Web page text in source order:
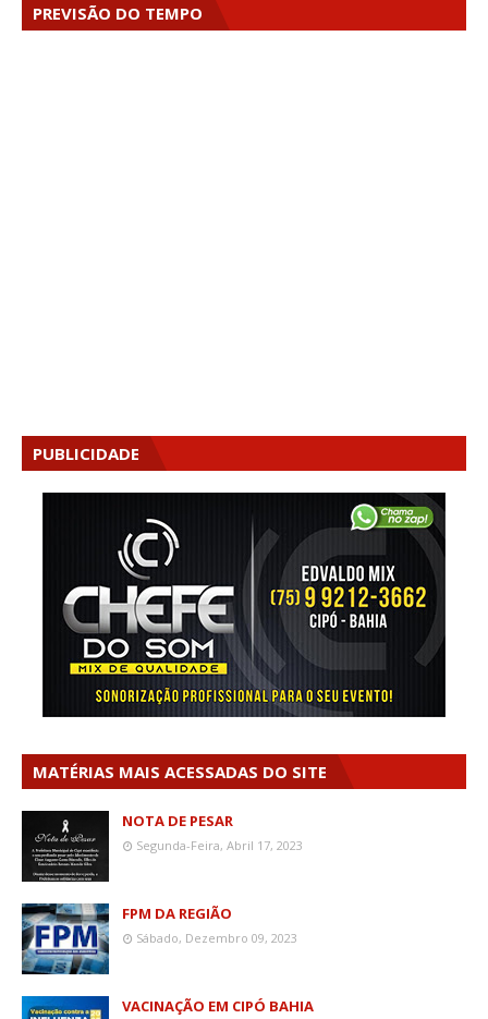
PREVISÃO DO TEMPO
PUBLICIDADE
MATÉRIAS MAIS ACESSADAS DO SITE
NOTA DE PESAR
Segunda-Feira, Abril 17, 2023
FPM DA REGIÃO
Sábado, Dezembro 09, 2023
VACINAÇÃO EM CIPÓ BAHIA